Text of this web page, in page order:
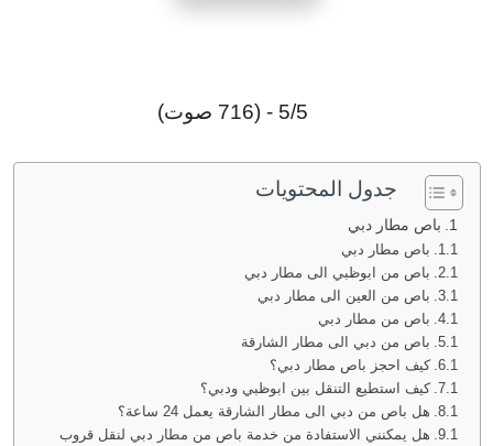
5/5 - (716 صوت)
جدول المحتويات
باص مطار دبي
باص مطار دبي
باص من ابوظبي الى مطار دبي
باص من العين الى مطار دبي
باص من مطار دبي
باص من دبي الى مطار الشارقة
كيف احجز باص مطار دبي؟
كيف استطيع التنقل بين ابوظبي ودبي؟
هل باص من دبي الى مطار الشارقة يعمل 24 ساعة؟
هل يمكنني الاستفادة من خدمة باص من مطار دبي لنقل قروب